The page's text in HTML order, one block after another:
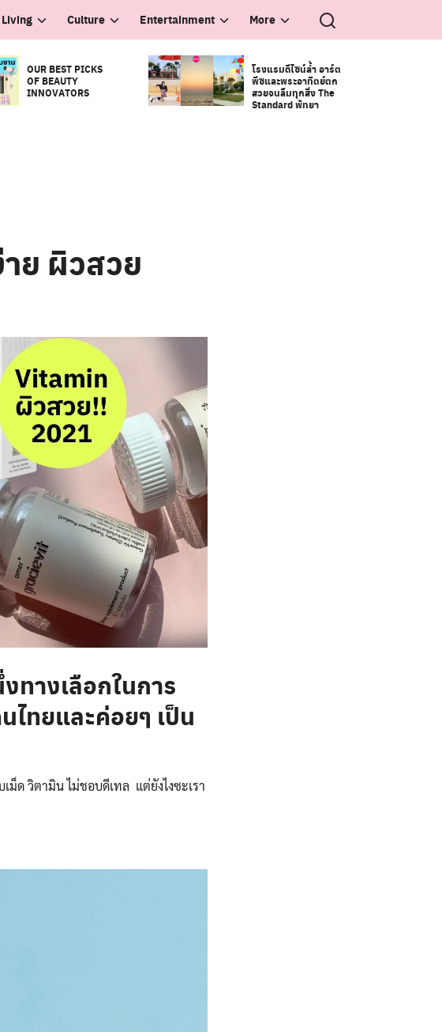
Living Culture Entertainment More
OUR BEST PICKS
OF BEAUTY
INNOVATORS
โรงแรมดีไซน์ล้ำ อาร์ต
พีซและพระอาทิตย์ตก
สวยจนลืมทุกสิ่ง The
Standard พัทยา
ย ผิวสวย
ทางเลือกในการ
ไทยและค่อยๆ เป็น
ด วิตามิน ไม่ชอบดีเทล แต่ยังไงซะเรา